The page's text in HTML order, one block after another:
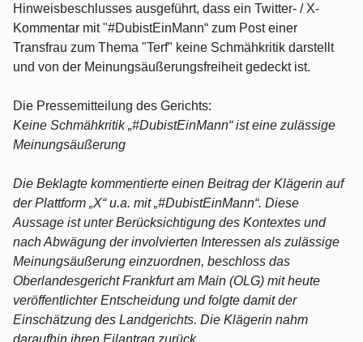
Hinweisbeschlusses ausgeführt, dass ein Twitter- / X-
Kommentar mit "#DubistEinMann“ zum Post einer
Transfrau zum Thema "Terf" keine Schmähkritik darstellt
und von der Meinungsäußerungsfreiheit gedeckt ist.
Die Pressemitteilung des Gerichts:
Keine Schmähkritik „#DubistEinMann“ ist eine zulässige
Meinungsäußerung
Die Beklagte kommentierte einen Beitrag der Klägerin auf
der Plattform „X“ u.a. mit „#DubistEinMann“. Diese
Aussage ist unter Berücksichtigung des Kontextes und
nach Abwägung der involvierten Interessen als zulässige
Meinungsäußerung einzuordnen, beschloss das
Oberlandesgericht Frankfurt am Main (OLG) mit heute
veröffentlichter Entscheidung und folgte damit der
Einschätzung des Landgerichts. Die Klägerin nahm
daraufhin ihren Eilantrag zurück.